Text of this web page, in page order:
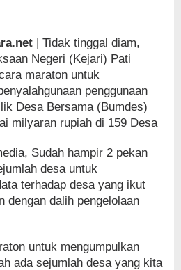
| Tidak tinggal diam,
Negeri (Kejari) Pati
maraton untuk
penggunaan
Desa Bersama (Bumdes)
milyaran rupiah di 159 Desa
Sudah hampir 2 pekan
desa untuk
terhadap desa yang ikut
dengan dalih pengelolaan
untuk mengumpulkan
ada sejumlah desa yang kita